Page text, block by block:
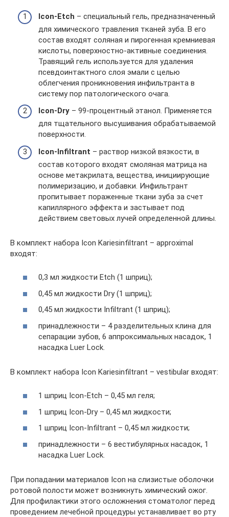
Icon-Etch – специальный гель, предназначенный
для химического травления тканей зуба. В его
состав входят соляная и пирогенная кремниевая
кислоты, поверхностно-активные соединения.
Травящий гель используется для удаления
псевдоинтактного слоя эмали с целью
облегчения проникновения инфильтранта в
систему пор патологического очага.
Icon-Dry – 99-процентный этанол. Применяется
для тщательного высушивания обрабатываемой
поверхности.
Icon-Infiltrant – раствор низкой вязкости, в
состав которого входят смоляная матрица на
основе метакрилата, вещества, инициирующие
полимеризацию, и добавки. Инфильтрант
пропитывает пораженные ткани зуба за счет
капиллярного эффекта и застывает под
действием световых лучей определенной длины.
В комплект набора Icon Kariesinfiltrant – approximal
входят:
0,3 мл жидкости Etch (1 шприц);
0,45 мл жидкости Dry (1 шприц);
0,45 мл жидкости Infiltrant (1 шприц);
принадлежности – 4 разделительных клина для
сепарации зубов, 6 аппроксимальных насадок, 1
насадка Luer Lock.
В комплект набора Icon Kariesinfiltrant – vestibular входят:
1 шприц Icon-Etch – 0,45 мл геля;
1 шприц Icon-Dry – 0,45 мл жидкости;
1 шприц Icon-Infiltrant – 0,45 мл жидкости;
принадлежности – 6 вестибулярных насадок, 1
насадка Luer Lock.
При попадании материалов Icon на слизистые оболочки
ротовой полости может возникнуть химический ожог.
Для профилактики этого осложнения стоматолог перед
проведением лечебной процедуры устанавливает во рту